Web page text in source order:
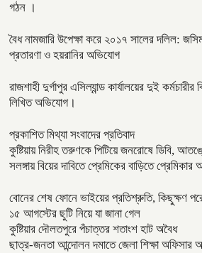
গঠন ।
বৈধ নামজারি উপেক্ষা করে ২০১৭ সালের দলিল:
প্রতারণা ও হয়রানির অভিযোগ
রাজশাহী দুর্গাপুর এসিল্যান্ড কার্যালয়ের দুই
লিখিত অভিযোগ।
প্রকাশিত মিথ্যা সংবাদের প্রতিবাদ
কুষ্টিয়ায় নিরীহ তরুণকে পিটিয়ে জনরোষে ডিবি,
সলঙ্গায় বিয়ের দাবিতে প্রেমিকের বাড়িতে প্রেমিকার
বোনের শেষ ফোনে ভাইয়ের প্রতিশ্রুতি, কিছুক্ষণ
১৫ আগস্টের ছুটি নিয়ে যা জানা গেল
কুষ্টিয়ার দৌলতপুরে পঁচাত্তর শতাংশ হাট অবৈধ
ছাত্র-জনতা আন্দোলন দমাতে জেলা শিক্ষা অফিসার